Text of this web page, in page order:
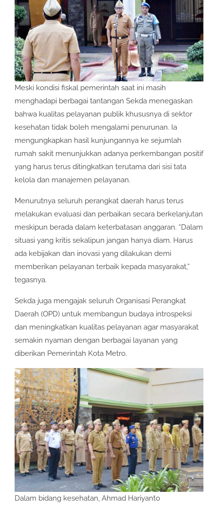
Meski kondisi fiskal pemerintah saat ini masih
menghadapi berbagai tantangan Sekda menegaskan
bahwa kualitas pelayanan publik khususnya di sektor
kesehatan tidak boleh mengalami penurunan. Ia
mengungkapkan hasil kunjungannya ke sejumlah
rumah sakit menunjukkan adanya perkembangan positif
yang harus terus ditingkatkan terutama dari sisi tata
kelola dan manajemen pelayanan.
Menurutnya seluruh perangkat daerah harus terus
melakukan evaluasi dan perbaikan secara berkelanjutan
meskipun berada dalam keterbatasan anggaran. “Dalam
situasi yang kritis sekalipun jangan hanya diam. Harus
ada kebijakan dan inovasi yang dilakukan demi
memberikan pelayanan terbaik kepada masyarakat,”
tegasnya.
Sekda juga mengajak seluruh Organisasi Perangkat
Daerah (OPD) untuk membangun budaya introspeksi
dan meningkatkan kualitas pelayanan agar masyarakat
semakin nyaman dengan berbagai layanan yang
diberikan Pemerintah Kota Metro.
Dalam bidang kesehatan, Ahmad Hariyanto